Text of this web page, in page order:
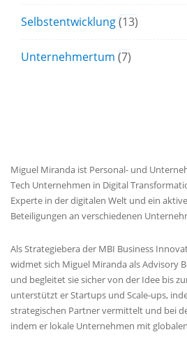
Selbstentwicklung 13
Unternehmertum 7
Miguel Miranda ist Personal- und
Tech Unternehmen in Digital
Experte in der digitalen Welt und ein
Beteiligungen an verschiedenen
Als Strategiebera der MBI Business
widmet sich Miguel Miranda als Advisory
und begleitet sie sicher von der Idee bis
unterstützt er Startups und Scale-ups,
strategischen Partner vermittelt und bei
indem er lokale Unternehmen mit